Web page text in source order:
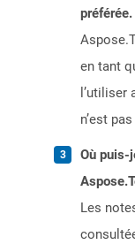
en tant
l’utiliser
n’est
Où puis-
Les